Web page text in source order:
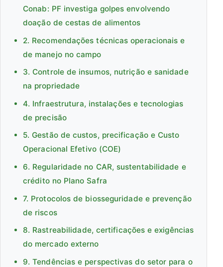
Conab: PF investiga golpes envolvendo
doação de cestas de alimentos
2. Recomendações técnicas operacionais e
de manejo no campo
3. Controle de insumos, nutrição e sanidade
na propriedade
4. Infraestrutura, instalações e tecnologias
de precisão
5. Gestão de custos, precificação e Custo
Operacional Efetivo (COE)
6. Regularidade no CAR, sustentabilidade e
crédito no Plano Safra
7. Protocolos de biosseguridade e prevenção
de riscos
8. Rastreabilidade, certificações e exigências
do mercado externo
9. Tendências e perspectivas do setor para o